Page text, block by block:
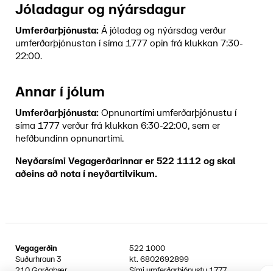
Jóladagur og nýársdagur
Umferðarþjónusta:Á jóladag og nýársdag verður
umferðarþjónustan í síma 1777 opin frá klukkan 7:30-
22:00.
Annar í jólum
Umferðarþjónusta: Opnunartími umferðarþjónustu í
síma 1777 verður frá klukkan 6:30-22:00, sem er
hefðbundinn opnunartími.
Neyðarsími Vegagerðarinnar er 522 1112 og skal
aðeins að nota í neyðartilvikum.
Vegagerðin
Suðurhraun 3
522 1000
kt.6802692899